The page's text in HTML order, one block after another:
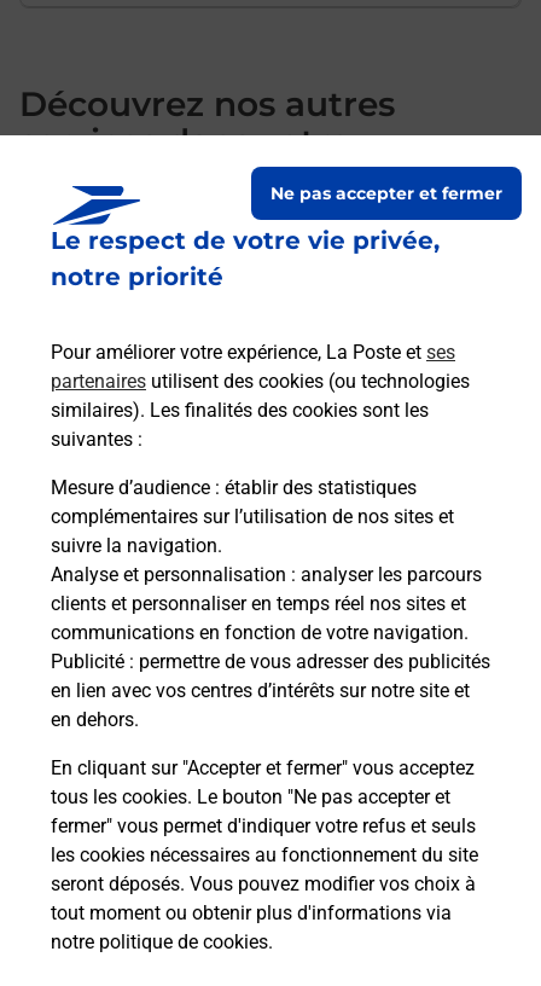
Le respect de votre vie privée,
notre priorité
Pour améliorer votre expérience, La Poste et ses
partenaires utilisent des cookies (ou technologies
similaires). Les finalités des cookies sont les
suivantes :
Mesure d’audience : établir des statistiques
complémentaires sur l’utilisation de nos sites et
suivre la navigation.
Analyse et personnalisation : analyser les parcours
clients et personnaliser en temps réel nos sites et
communications en fonction de votre navigation.
Publicité : permettre de vous adresser des publicités
en lien avec vos centres d’intérêts sur notre site et
en dehors.
En cliquant sur "Accepter et fermer" vous acceptez
tous les cookies. Le bouton "Ne pas accepter et
fermer" vous permet d'indiquer votre refus et seuls
les cookies nécessaires au fonctionnement du site
seront déposés. Vous pouvez modifier vos choix à
tout moment ou obtenir plus d'informations via
notre politique de cookies.
Ne pas accepter et fermer
Découvrez nos autres
services dans votre
commune Vanves
S'inscrire au code de la route
Vous cherchez à passer votre code de la route auto
ou moto dans la commune Vanves ? Découvrez
toutes nos solutions.
En savoir plus
Localiser Liste
Liste - téléassistance
Hauts-de-Seine - téléassistance
Vanves - téléassistance